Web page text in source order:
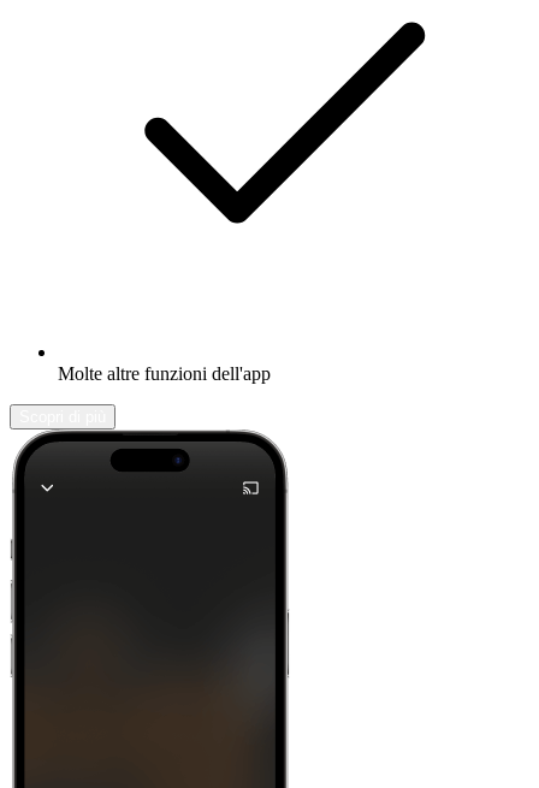
Molte altre funzioni dell'app